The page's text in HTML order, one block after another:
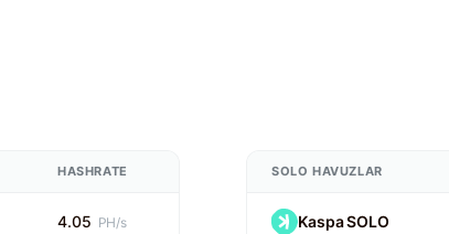
HASHRATE
4.05 PH/s
SOLO HAVUZLAR
Kaspa SOLO